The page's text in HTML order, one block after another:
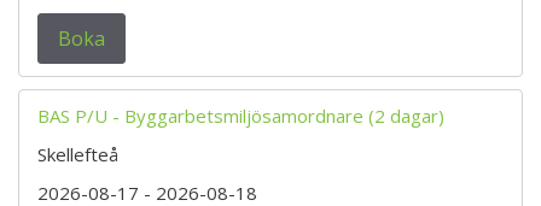
Boka
BAS P/U - Byggarbetsmiljösamordnare (2 dagar)
Skellefteå
2026-08-17 - 2026-08-18